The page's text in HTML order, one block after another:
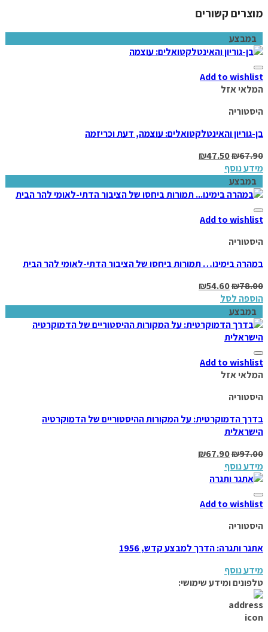
מוצרים קשורים
במבצע
Add to wishlist
המלאי אזל
היסטוריה
בן-גוריון והאינטלקטואלים: עוצמה, דעת וכריזמה
₪67.90
₪47.50
מידע נוסף
במבצע
Add to wishlist
היסטוריה
במהרה בימינו… תמורות ביחסו של הציבור הדתי-לאומי להר הבית
₪78.00
₪54.60
הוספה לסל
במבצע
Add to wishlist
המלאי אזל
היסטוריה
בדרך הדמוקרטית: על המקורות ההיסטוריים של הדמוקרטיה
הישראלית
₪97.00
₪67.90
מידע נוסף
Add to wishlist
היסטוריה
אתגר ותגרה: הדרך למבצע קדש, 1956
מידע נוסף
טלפונים ומידע שימושי: